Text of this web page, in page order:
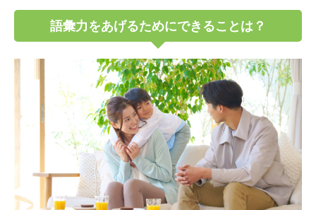
語彙力をあげるためにできることは？